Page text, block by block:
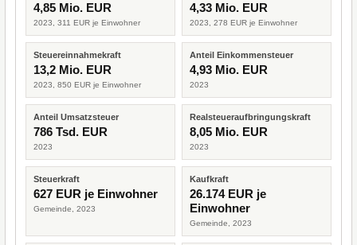
4,85 Mio. EUR
2023, 311 EUR je Einwohner
4,33 Mio. EUR
2023, 278 EUR je Einwohner
Steuereinnahmekraft
13,2 Mio. EUR
2023, 850 EUR je Einwohner
Anteil Einkommensteuer
4,93 Mio. EUR
2023
Anteil Umsatzsteuer
786 Tsd. EUR
2023
Realsteueraufbringungskraft
8,05 Mio. EUR
2023
Steuerkraft
627 EUR je Einwohner
Gemeinde, 2023
Kaufkraft
26.174 EUR je
Einwohner
Gemeinde, 2023